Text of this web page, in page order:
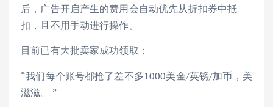
后，广告开启产生的费用会自动优先从折扣券中抵
扣，且不用手动进行操作。
目前已有大批卖家成功领取：
“我们每个账号都抢了差不多1000美金/英镑/加币，美
滋滋。 ”